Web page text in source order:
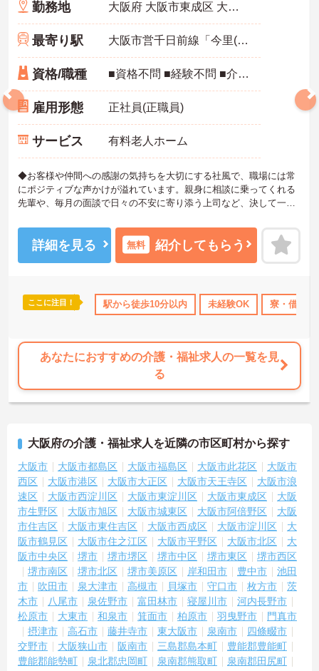
残業少なめ 住宅手当・補助 土日祝休 年間休日110日以上
勤務地 大阪府 大阪市東成区 大今里西2-8-22
最寄り駅 大阪市営千日前線「今里(大阪メトロ)駅」徒歩3分
資格/職種 ■資格不問 ■経験不問 ■介護職員初任者研修（ヘルパー2級）以上あれば尚可
雇用形態 正社員(正職員)
サービス 有料老人ホーム
◆お客様や仲間への感謝の気持ちを大切にする社風で、職場には常
にポジティブな声かけが溢れています。親身に相談に乗ってくれる
先輩や、毎月の面談で日々の不安に寄り添う上司など、決して一人
社でも自然と馴染める職場です。
◆無資格からでもプロフェッショナルを目指せる「資格取得支援制
度」を完備しています。初任者研修から国家資格である介護福祉士
◆法人独自の介護技術認定制度「ケアマイスター」により、身につ
けたスキルを5段階でしっかり評価し手当で還元。さらに「目標管理
詳細を見る 無料 紹介してもらう
ここに注目！ 駅から徒歩10分以内 未経験OK 寮・借り上
あなたにおすすめの介護・福祉求人の一覧を見
る
大阪府の介護・福祉求人を近隣の市区町村から探す
大阪市 大阪市都島区 大阪市福島区 大阪市此花区
大阪市
西区
大阪市港区 大阪市大正区 大阪市天王寺区
大阪市浪
速区
大阪市西淀川区 大阪市東淀川区 大阪市東成区
大阪
市生野区
大阪市旭区 大阪市城東区 大阪市阿倍野区
大阪
市住吉区
大阪市東住吉区 大阪市西成区 大阪市淀川区
大
阪市鶴見区
大阪市住之江区 大阪市平野区 大阪市北区
大
阪市中央区
堺市 堺市堺区 堺市中区 堺市東区
堺市西区
堺市南区
堺市北区 堺市美原区 岸和田市 豊中市
池田
市
吹田市 泉大津市 高槻市 貝塚市 守口市 枚方市
茨
木市
八尾市 泉佐野市 富田林市 寝屋川市
河内長野市
松原市
大東市 和泉市 箕面市 柏原市 羽曳野市
門真市
摂津市
高石市 藤井寺市 東大阪市 泉南市
四條畷市
交野市
大阪狭山市 阪南市 三島郡島本町
豊能郡豊能町
豊能郡能勢町
泉北郡忠岡町 泉南郡熊取町
泉南郡田尻町